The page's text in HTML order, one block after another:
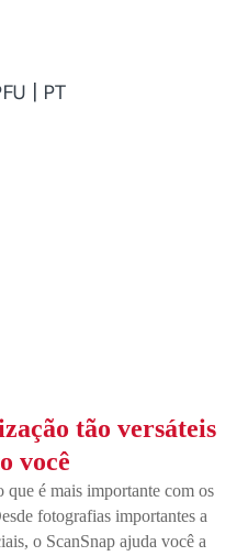
tão versáteis
você
é mais importante com os
fotografias importantes a
o ScanSnap ajuda você a